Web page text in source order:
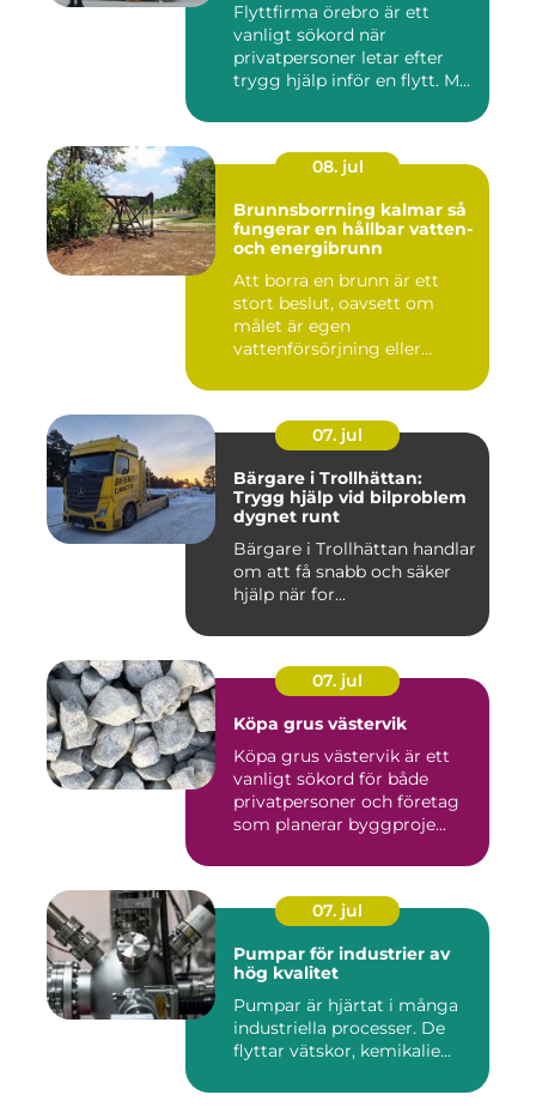
Flyttfirma örebro är ett
vanligt sökord när
privatpersoner letar efter
trygg hjälp inför en flytt. M...
08. jul
Brunnsborrning kalmar så
fungerar en hållbar vatten-
och energibrunn
Att borra en brunn är ett
stort beslut, oavsett om
målet är egen
vattenförsörjning eller
07. jul
Bärgare i Trollhättan:
Trygg hjälp vid bilproblem
dygnet runt
Bärgare i Trollhättan handlar
om att få snabb och säker
hjälp när for...
07. jul
Köpa grus västervik
Köpa grus västervik är ett
vanligt sökord för både
privatpersoner och företag
som planerar byggproje...
07. jul
Pumpar för industrier av
hög kvalitet
Pumpar är hjärtat i många
industriella processer. De
flyttar vätskor, kemikalie...